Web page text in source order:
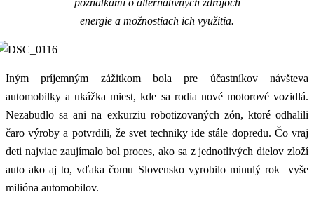
poznatkami o alternatívnych zdrojoch
energie a možnostiach ich využitia.
Iným príjemným zážitkom bola pre účastníkov návšteva
automobilky a ukážka miest, kde sa rodia nové motorové vozidlá.
Nezabudlo sa ani na exkurziu robotizovaných zón, ktoré odhalili
čaro výroby a potvrdili, že svet techniky ide stále dopredu. Čo vraj
deti najviac zaujímalo bol proces, ako sa z jednotlivých dielov zloží
auto ako aj to, vďaka čomu Slovensko vyrobilo minulý rok vyše
milióna automobilov.